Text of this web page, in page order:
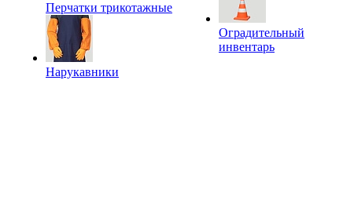
Перчатки трикотажные
Нарукавники
Оградительный
инвентарь